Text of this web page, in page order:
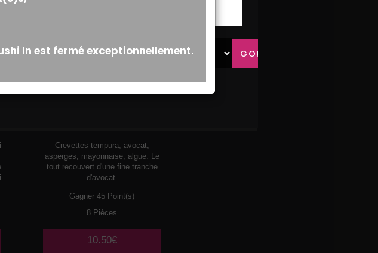
Crevettes tempura, avocat,
asperges, mayonnaise, algue. Le
tout recouvert d'une fine tranche
d'avocat.
Gagner 45 Point(s)
8 Pièces
10.50€